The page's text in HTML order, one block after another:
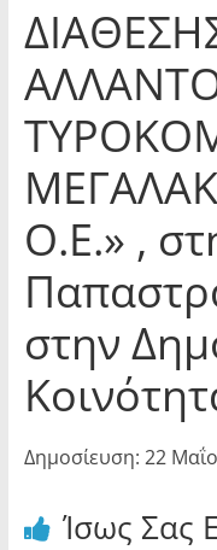
Ο.Ε.» ,
στην
Δημοσίευση: 22
Ίσως Σας